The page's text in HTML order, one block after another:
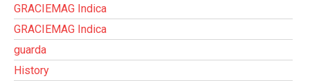
GRACIEMAG Indica
GRACIEMAG Indica
guarda
History